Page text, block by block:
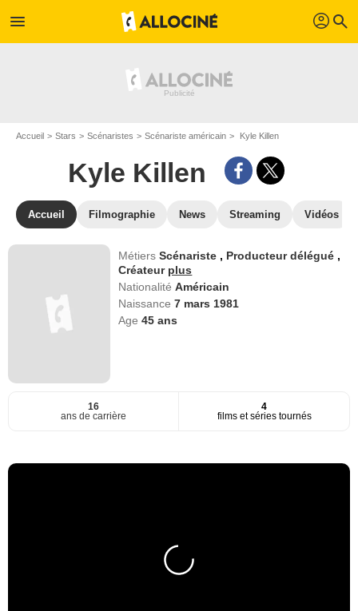
menu profil search
Accueil Stars Scénaristes Scénariste américain Kyle Killen
Kyle Killen
Accueil Filmographie News Streaming Vidéos
MétiersScénariste , Producteur délégué ,
Créateur plus
NationalitéAméricain
Naissance7 mars 1981
Age45 ans
16
ans de carrière
4
films et séries tournés